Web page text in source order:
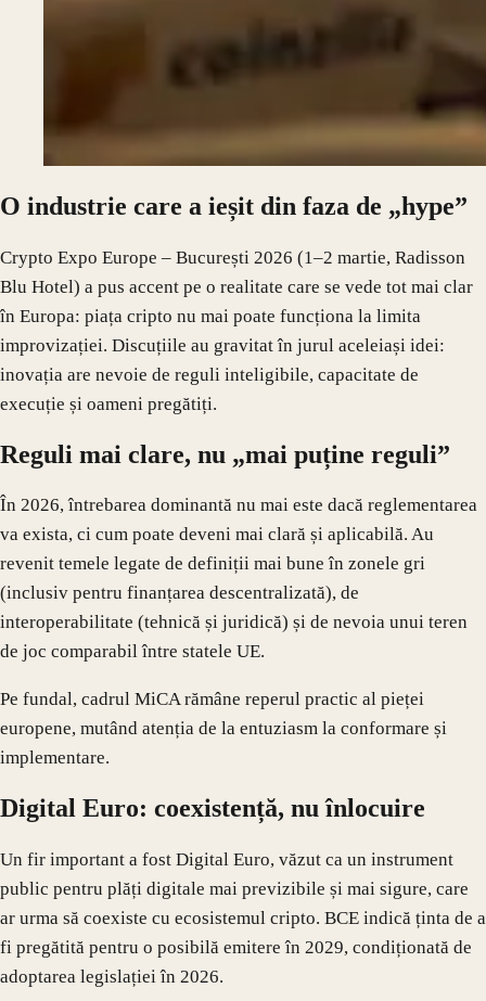
O industrie care a ieșit din faza de „hype”
Crypto Expo Europe – București 2026 (1–2 martie, Radisson
Blu Hotel) a pus accent pe o realitate care se vede tot mai clar
în Europa: piața cripto nu mai poate funcționa la limita
improvizației. Discuțiile au gravitat în jurul aceleiași idei:
inovația are nevoie de reguli inteligibile, capacitate de
execuție și oameni pregătiți.
Reguli mai clare, nu „mai puține reguli”
În 2026, întrebarea dominantă nu mai este dacă reglementarea
va exista, ci cum poate deveni mai clară și aplicabilă. Au
revenit temele legate de definiții mai bune în zonele gri
(inclusiv pentru finanțarea descentralizată), de
interoperabilitate (tehnică și juridică) și de nevoia unui teren
de joc comparabil între statele UE.
Pe fundal, cadrul MiCA rămâne reperul practic al pieței
europene, mutând atenția de la entuziasm la conformare și
implementare.
Digital Euro: coexistență, nu înlocuire
Un fir important a fost Digital Euro, văzut ca un instrument
public pentru plăți digitale mai previzibile și mai sigure, care
ar urma să coexiste cu ecosistemul cripto. BCE indică ținta de a
fi pregătită pentru o posibilă emitere în 2029, condiționată de
adoptarea legislației în 2026.